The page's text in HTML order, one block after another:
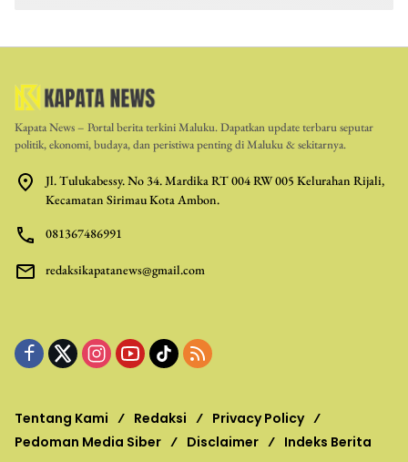
Kapata News – Portal berita terkini Maluku. Dapatkan update terbaru seputar
politik, ekonomi, budaya, dan peristiwa penting di Maluku & sekitarnya.
Jl. Tulukabessy. No 34. Mardika RT 004 RW 005 Kelurahan Rijali,
Kecamatan Sirimau Kota Ambon.
081367486991
redaksikapatanews@gmail.com
Tentang Kami Redaksi
Privacy Policy
Pedoman Media Siber
Disclaimer Indeks Berita